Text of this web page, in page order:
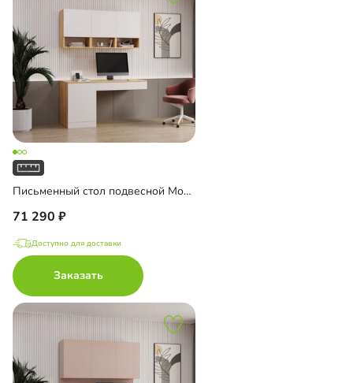
Письменный стол подвесной Мобаро-7
71 290
Доступно для доставки
Заказать